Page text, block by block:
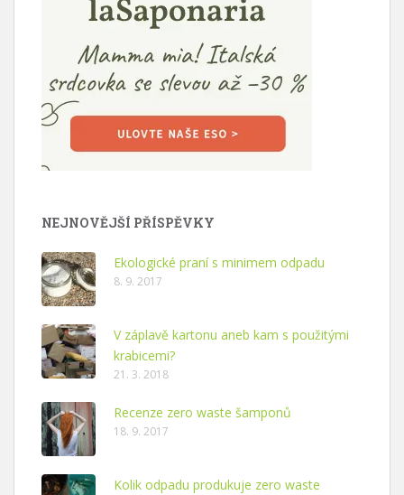
NEJNOVĚJŠÍ PŘÍSPĚVKY
Ekologické praní s minimem odpadu
8. 9. 2017
V záplavě kartonu aneb kam s použitými
krabicemi?
21. 3. 2018
Recenze zero waste šamponů
18. 9. 2017
Kolik odpadu produkuje zero waste